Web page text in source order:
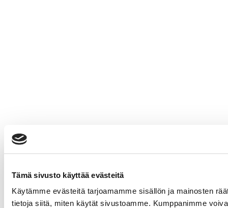
Tämä sivusto käyttää evästeitä
Käytämme evästeitä tarjoamamme sisällön ja mainosten
tietoja siitä, miten käytät sivustoamme. Kumppanimme